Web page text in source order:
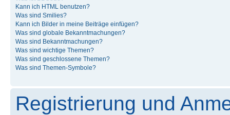
Kann ich HTML benutzen?
Was sind Smilies?
Kann ich Bilder in meine Beiträge einfügen?
Was sind globale Bekanntmachungen?
Was sind Bekanntmachungen?
Was sind wichtige Themen?
Was sind geschlossene Themen?
Was sind Themen-Symbole?
Registrierung und